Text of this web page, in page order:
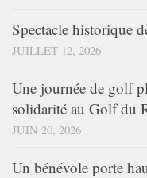
Spectacle historique
JUILLET 12, 2026
Une journée de golf
solidarité au Golf du
JUIN 20, 2026
Un bénévole porte